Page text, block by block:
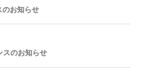
のお知らせ
スのお知らせ